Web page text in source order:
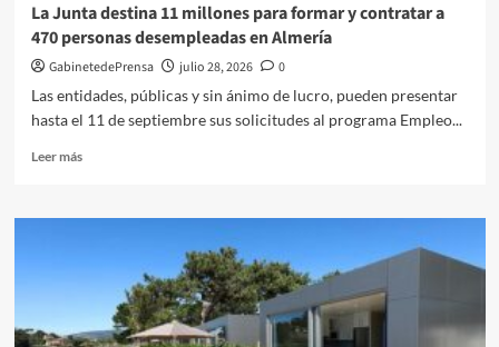
La Junta destina 11 millones para formar y contratar a
470 personas desempleadas en Almería
GabinetedePrensa julio 28, 2026
0
Las entidades, públicas y sin ánimo de lucro, pueden presentar
hasta el 11 de septiembre sus solicitudes al programa Empleo...
Leer másLeer
La
millones
formar